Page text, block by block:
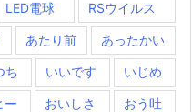
LED電球 RSウイルス
あたり前 あったかい
ち いいです いじめ
ー おいしさ おう吐